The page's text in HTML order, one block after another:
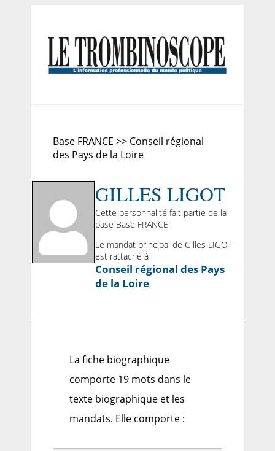
Base FRANCE >> Conseil régional
des Pays de la Loire
GILLES LIGOT
Cette personnalité fait partie de la
base Base FRANCE
Le mandat principal de Gilles LIGOT
est rattaché à :
Conseil régional des Pays
de la Loire
La fiche biographique
comporte 19 mots dans le
texte biographique et les
mandats. Elle comporte :